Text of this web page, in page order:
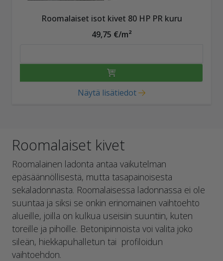
Roomalaiset isot kivet 80 HP PR kuru
49,75 €/m²
Näytä lisätiedot
Roomalaiset kivet
Roomalainen ladonta antaa vaikutelman
epäsäännöllisestä, mutta tasapainoisesta
sekaladonnasta. Roomalaisessa ladonnassa ei ole
suuntaa ja siksi se onkin erinomainen vaihtoehto
alueille, joilla on kulkua useisiin suuntiin, kuten
toreille ja pihoille. Betonipinnoista voi valita joko
sileän, hiekkapuhalletun tai profiloidun
vaihtoehdon.